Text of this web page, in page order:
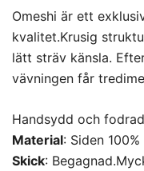
Omeshi är ett
kvalitet.Krusig
lätt sträv känsla.
vävningen får
Handsydd och
Material: Siden 100%
Skick: